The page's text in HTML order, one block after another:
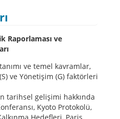
Raporlaması ve
ve temel kavramlar,
ve Yönetişim (G) faktörleri
tarihsel gelişimi hakkında
Kyoto Protokolü,